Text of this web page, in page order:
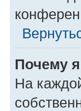
Почему
На